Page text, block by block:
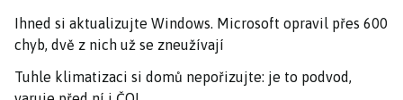
Ihned si aktualizujte Windows. Microsoft opravil přes 600
chyb, dvě z nich už se zneužívají
Tuhle klimatizaci si domů nepořizujte: je to podvod,